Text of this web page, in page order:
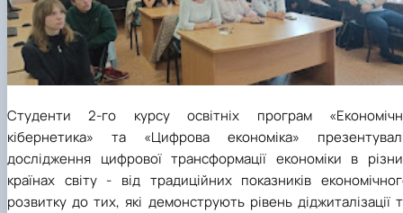
Студенти 2-го курсу освітніх програм
кібернетика» та «Цифрова економіка»
дослідження цифрової трансформації економіки в
країнах світу - від традиційних показників
розвитку до тих, які демонструють рівень діджиталізації